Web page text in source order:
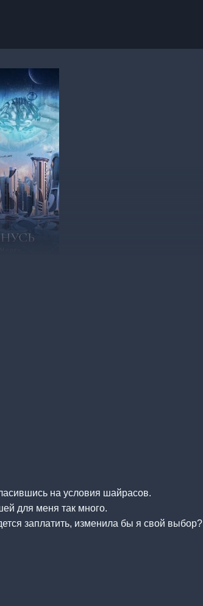
на условия шайрасов.
для меня так много.
заплатить, изменила бы я свой выбор?